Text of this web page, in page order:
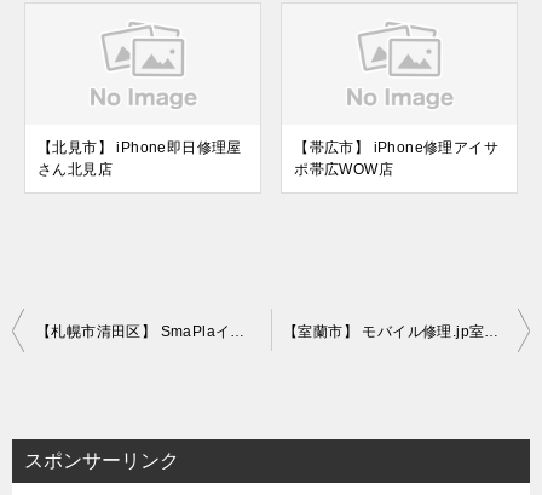
【北見市】 iPhone即日修理屋
さん北見店
【帯広市】 iPhone修理アイサ
ポ帯広WOW店
投
ビ
ゲ
【札幌市清田区】 SmaPlaイオンモール札幌平岡店 【室蘭市】 モバイル修理.jp室蘭店
スポンサーリンク